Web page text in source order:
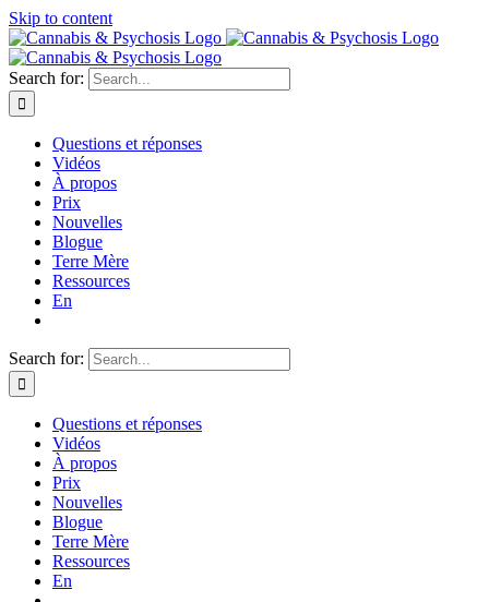
Skip to content
Search for:
Questions et réponses
Vidéos
À propos
Prix
Nouvelles
Blogue
Terre Mère
Ressources
En
Search for:
Questions et réponses
Vidéos
À propos
Prix
Nouvelles
Blogue
Terre Mère
Ressources
En